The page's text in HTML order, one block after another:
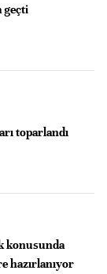
geçti
toparlandı
konusunda
hazırlanıyor